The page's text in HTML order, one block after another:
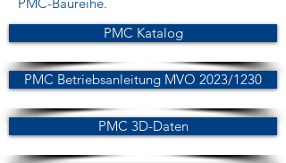
PMC Katalog
PMC Betriebsanleitung MVO 2023/1230
PMC 3D-Daten